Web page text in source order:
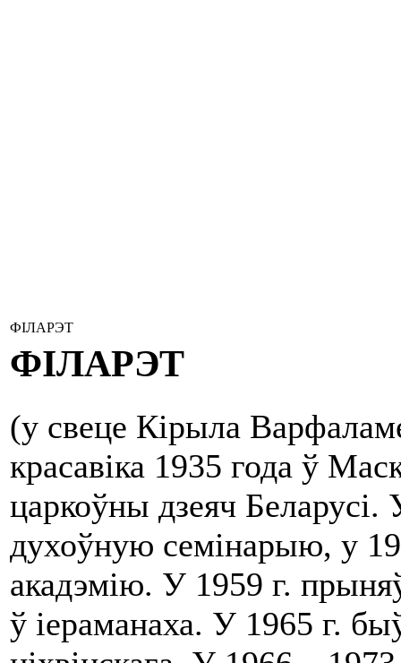
ФІЛАРЭТ
ФІЛАРЭТ
(у свеце Кірыла
красавіка 1935 года ў
царкоўны дзеяч
духоўную семінарыю, у
акадэмію. У 1959 г.
ў іераманаха. У 1965 г.